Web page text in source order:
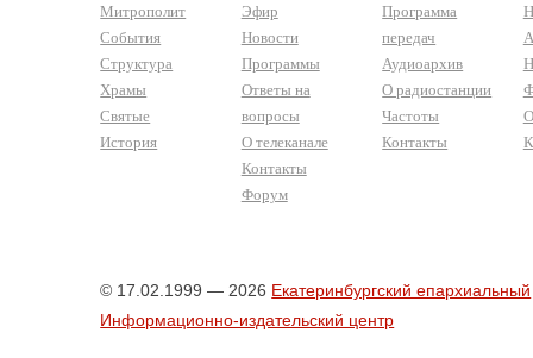
Митрополит
События
Структура
Храмы
Святые
История
Эфир
Новости
Программы
Ответы на
вопросы
О телеканале
Контакты
Форум
Программа
передач
Аудиоархив
О радиостанции
Частоты
Контакты
© 17.02.1999 — 2026 Екатеринбургский епархиальный
Информационно-издательский центр